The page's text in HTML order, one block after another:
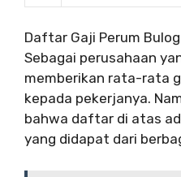
Daftar Gaji Perum
Sebagai perusahaan
memberikan rata-rata
kepada pekerjanya.
bahwa daftar di atas
yang didapat dari